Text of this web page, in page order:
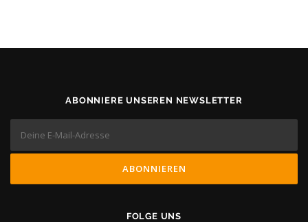
ABONNIERE UNSEREN NEWSLETTER
FOLGE UNS